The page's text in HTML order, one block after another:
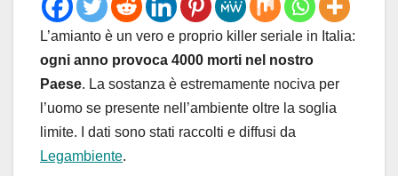
L’amianto è un vero e proprio killer seriale in Italia:
ogni anno provoca 4000 morti nel nostro
Paese. La sostanza è estremamente nociva per
l’uomo se presente nell’ambiente oltre la soglia
limite. I dati sono stati raccolti e diffusi da
Legambiente.